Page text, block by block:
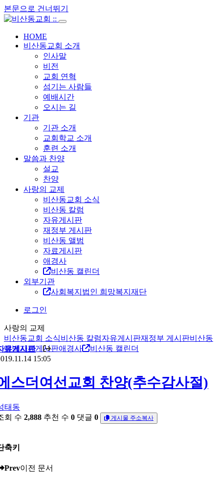
본문으로 건너뛰기
HOME
비산동교회 소개
인사말
비전
교회 연혁
섬기는 사람들
예배시간
오시는 길
기관
기관 소개
교회학교 소개
훈련 소개
말씀과 찬양
설교
찬양
사랑의 교제
비산동교회 소식
비산동 칼럼
자유게시판
재정부 게시판
비산동 앨범
자료게시판
애경사
비산동 캘린더
외부기관
사회복지법인 희망복지재단
로그인
사랑의 교제
비산동교회 소식비산동 칼럼자유게시판재정부 게시판비산동
앨범자료게시판애경사 비산동 캘린더
유게시판
15:05
스더여선교회 찬양(추수감사절)
태동
회 수 2,888 추천 수 0 댓글 0 게시물 주소복사
축키
Prev이전 문서